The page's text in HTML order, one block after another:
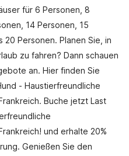
für 6 Personen, 8
14 Personen, 15
20 Personen. Planen Sie, in
zu fahren? Dann schauen
an. Hier finden Sie
- Haustierfreundliche
Buche jetzt Last
und erhalte 20%
Genießen Sie den